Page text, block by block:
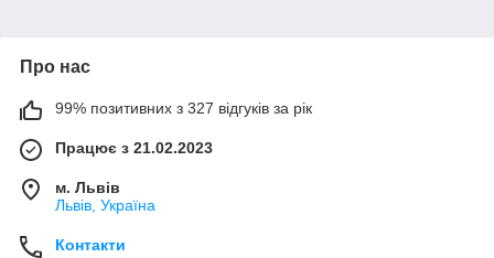
Про нас
99% позитивних з 327 відгуків за рік
Працює з 21.02.2023
м. Львів
Львів, Україна
Контакти